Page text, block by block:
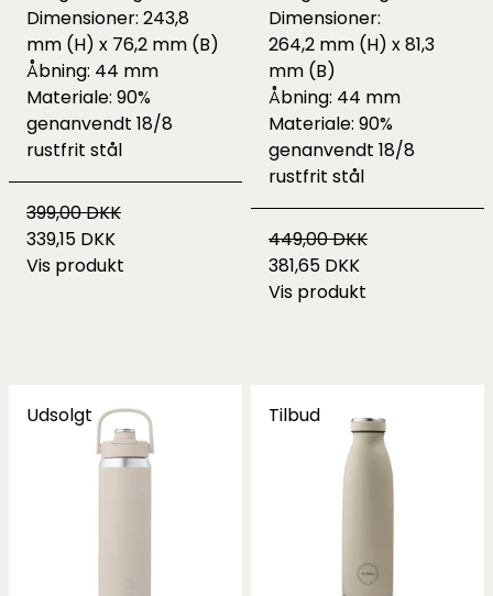
Dimensioner: 243,8
mm (H) x 76,2 mm (B)
Åbning: 44 mm
Materiale: 90%
genanvendt 18/8
rustfrit stål
399,00 DKK
339,15 DKK
Vis produkt
Dimensioner:
264,2 mm (H) x 81,3
mm (B)
Åbning: 44 mm
Materiale: 90%
genanvendt 18/8
rustfrit stål
449,00 DKK
381,65 DKK
Vis produkt
Udsolgt Tilbud